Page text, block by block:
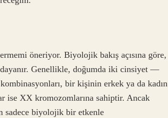
öneriyor. Biyolojik bakış açısına göre,
dayanır. Genellikle, doğumda iki cinsiyet —
bir kişinin erkek ya da kadın
ise XX kromozomlarına sahiptir. Ancak
sadece biyolojik bir etkenle